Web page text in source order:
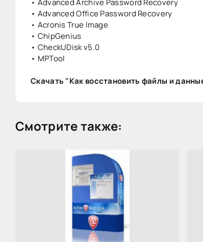
• Advanced Archive Password Recovery
• Advanced Office Password Recovery
• Acronis True Image
• ChipGenius
• CheckUDisk v5.0
• MPTool
Скачать "Как восстановить файлы и
Смотрите также: